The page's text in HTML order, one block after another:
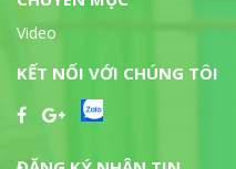
Video
KẾT NỐI VỚI CHÚNG TÔI